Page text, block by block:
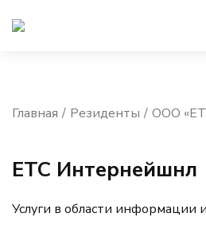
Главная Резиденты ООО
ЕТС Интернейшнл
Услуги в области информации